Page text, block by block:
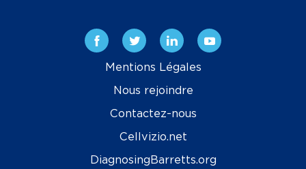
FacebookTwitter LinkedinYoutube
Mentions Légales
Nous rejoindre
Contactez-nous
Cellvizio.net
DiagnosingBarretts.org